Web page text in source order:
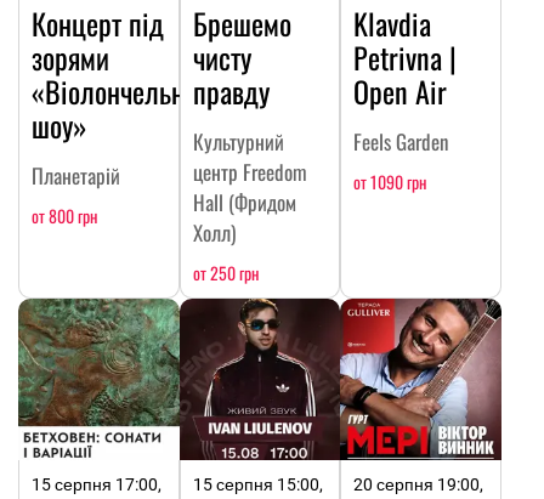
Концерт під
зорями
«Віолончельне
шоу»
Планетарій
от 800 грн
Брешемо
чисту
правду
Культурний
центр Freedom
Hall (Фридом
Холл)
от 250 грн
Klavdia
Petrivna |
Open Air
Feels Garden
от 1090 грн
15 серпня 17:00,
15 серпня 15:00,
20 серпня 19:00,